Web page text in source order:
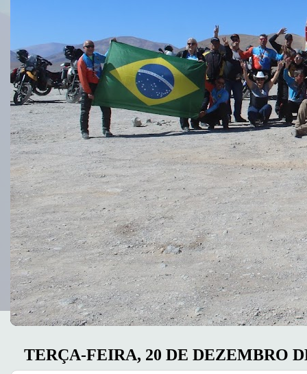
TERÇA-FEIRA, 20 DE DEZEMBRO